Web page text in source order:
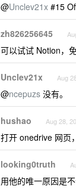
@Unclev21x #15
zh826256645
可以试试 Notion，
Unclev21x Aug
@ncepuzs 没有。
hushao Aug 28,
打开 onedrive 网页
looking0truth
用他的唯一原因是